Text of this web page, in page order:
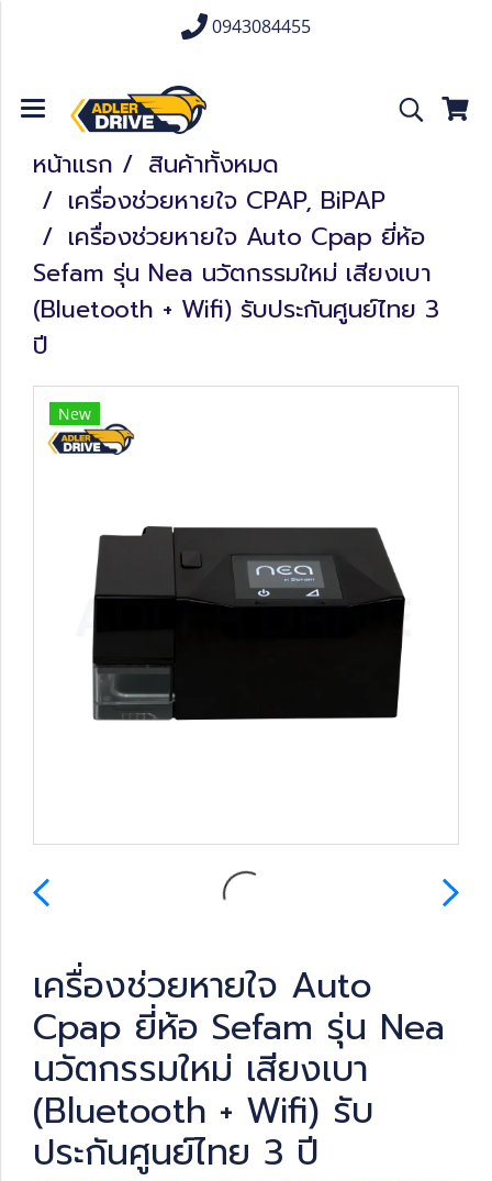
0943084455
หน้าแรก
สินค้าทั้งหมด
เครื่องช่วยหายใจ CPAP, BiPAP
เครื่องช่วยหายใจ Auto Cpap ยี่ห้อ
Sefam รุ่น Nea นวัตกรรมใหม่ เสียงเบา
(Bluetooth + Wifi) รับประกันศูนย์ไทย 3
ปี
New
เครื่องช่วยหายใจ Auto
Cpap ยี่ห้อ Sefam รุ่น Nea
นวัตกรรมใหม่ เสียงเบา
(Bluetooth + Wifi) รับ
ประกันศูนย์ไทย 3 ปี